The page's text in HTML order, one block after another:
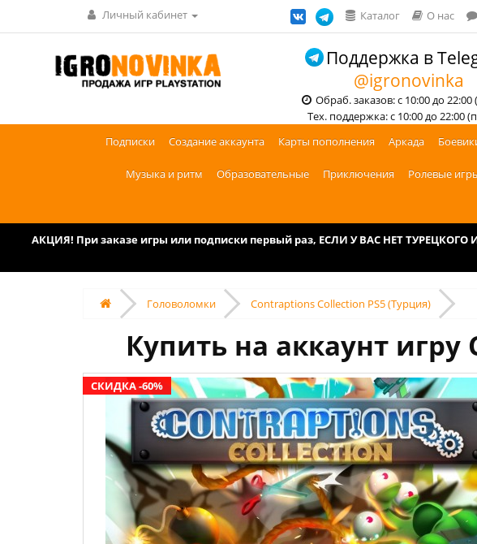
Личный кабинет Каталог О нас
Поддержка в
@igronovinka
Обраб. заказов: с 10:00 до 22:00
Тех. поддержка: с 10:00 до 22:00
Подписки Создание аккаунта Карты пополнения Аркада
Музыка и ритм Образовательные Приключения Ролевые
АКЦИЯ! При заказе игры или подписки первый раз, ЕСЛИ У ВАС НЕТ
Головоломки Contraptions Collection PS5 (Турция)
Купить на аккаунт
СКИДКА -60%